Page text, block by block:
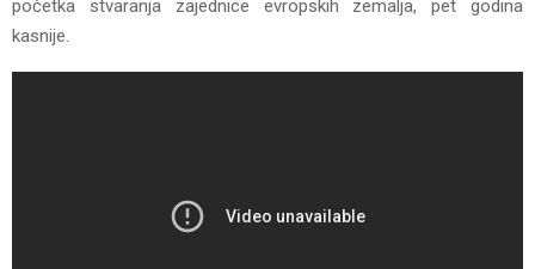
početka stvaranja zajednice evropskih zemalja, pet godina
kasnije.